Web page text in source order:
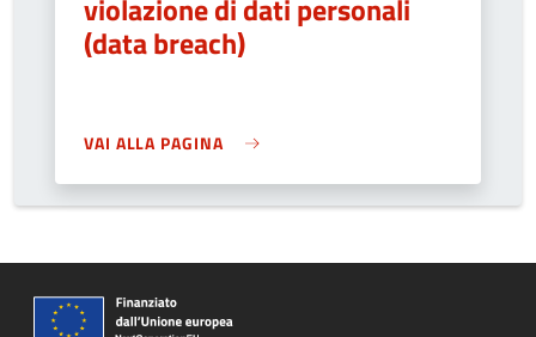
violazione di dati personali
(data breach)
VAI ALLA PAGINA